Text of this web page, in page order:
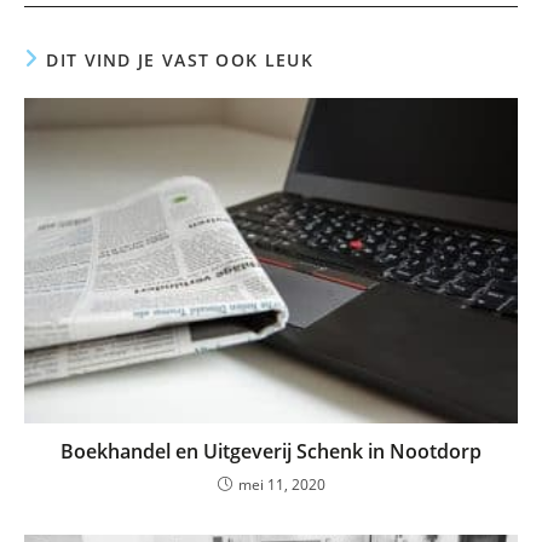
DIT VIND JE VAST OOK LEUK
Boekhandel en Uitgeverij Schenk in Nootdorp
mei 11, 2020